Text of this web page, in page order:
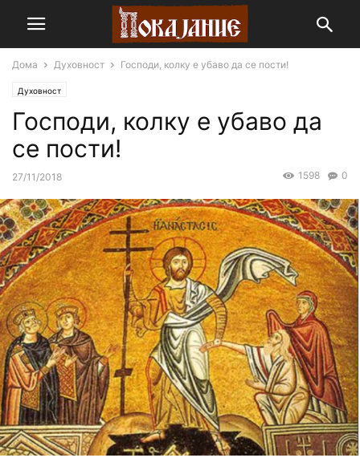
Дома Духовност Господи, колку е убаво да се пости!
Духовност
Господи, колку е убаво да
се пости!
27/11/2018 0
1598